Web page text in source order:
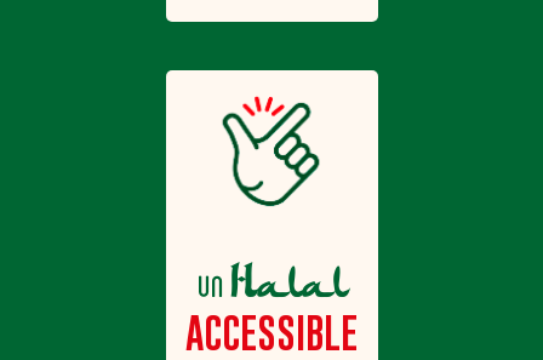
unHalal
ACCESSIBLE